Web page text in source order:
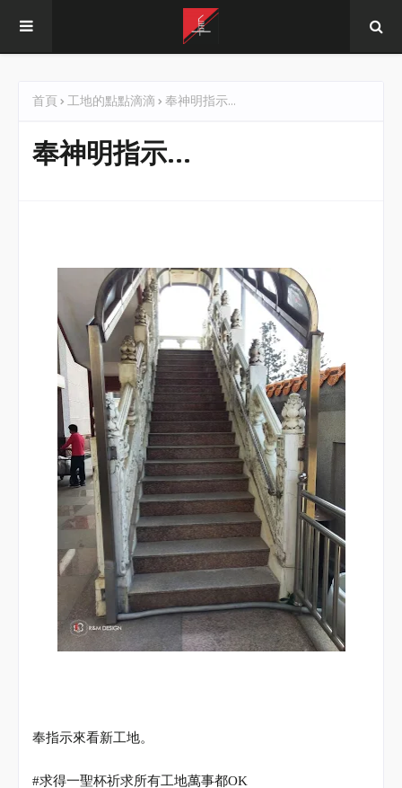
首頁 工地的點點滴滴 奉神明指示...
奉神明指示...
奉指示來看新工地。
#求得一聖杯祈求所有工地萬事都OK